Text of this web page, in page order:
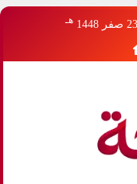
23 صفر 1448 هـ